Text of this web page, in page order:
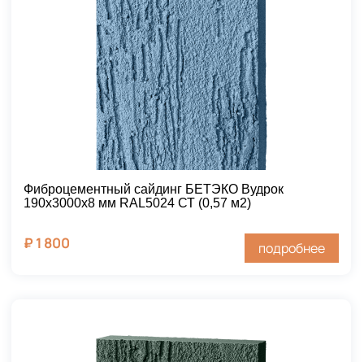
Фиброцементный сайдинг БЕТЭКО Вудрок
190х3000х8 мм RAL5024 СТ (0,57 м2)
₽ 1 800 подробнее